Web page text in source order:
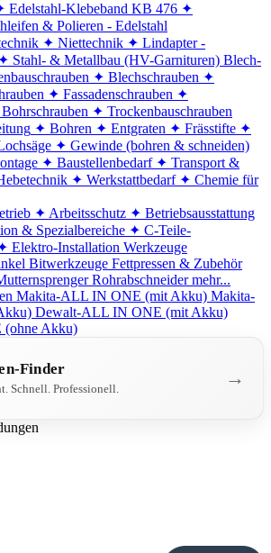
Edelstahl-Klebeband KB 476 ✦
& Polieren - Edelstahl
✦ Niettechnik ✦ Lindapter -
Stahl- & Metallbau (HV-Garnituren) Blech-
✦ Blechschrauben ✦
✦ Fassadenschrauben ✦
✦ Trockenbauschrauben
✦ Bohren ✦ Entgraten ✦ Frässtifte ✦
✦ Gewinde (bohren & schneiden)
✦ Baustellenbedarf ✦ Transport &
✦ Werkstattbedarf ✦ Chemie für
✦ Arbeitsschutz ✦ Betriebsausstattung
& Spezialbereiche ✦ C-Teile-
Elektro-Installation Werkzeuge
Bitwerkzeuge Fettpressen & Zubehör
Rohrabschneider mehr...
Makita-ALL IN ONE (mit Akku) Makita-
Dewalt-ALL IN ONE (mit Akku)
Akku)
Finder
Schnell. Professionell. →